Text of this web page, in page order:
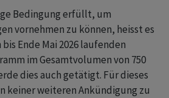
Bedingung erfüllt, um
vornehmen zu können, heisst es
Ende Mai 2026 laufenden
im Gesamtvolumen von 750
dies auch getätigt. Für dieses
keiner weiteren Ankündigung zu